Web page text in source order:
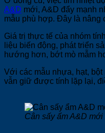
A&D mới, A&D đẩy mạnh
mẫu phù hợp. Đây là nâng
Giá trị thực tế của nhóm
liệu biến động, phát triển
hướng hơn, bớt mò mẫm
Với các mẫu nhựa, hạt,
vẫn giữ được tính lặp lại,
Cân sấy ẩm A&D